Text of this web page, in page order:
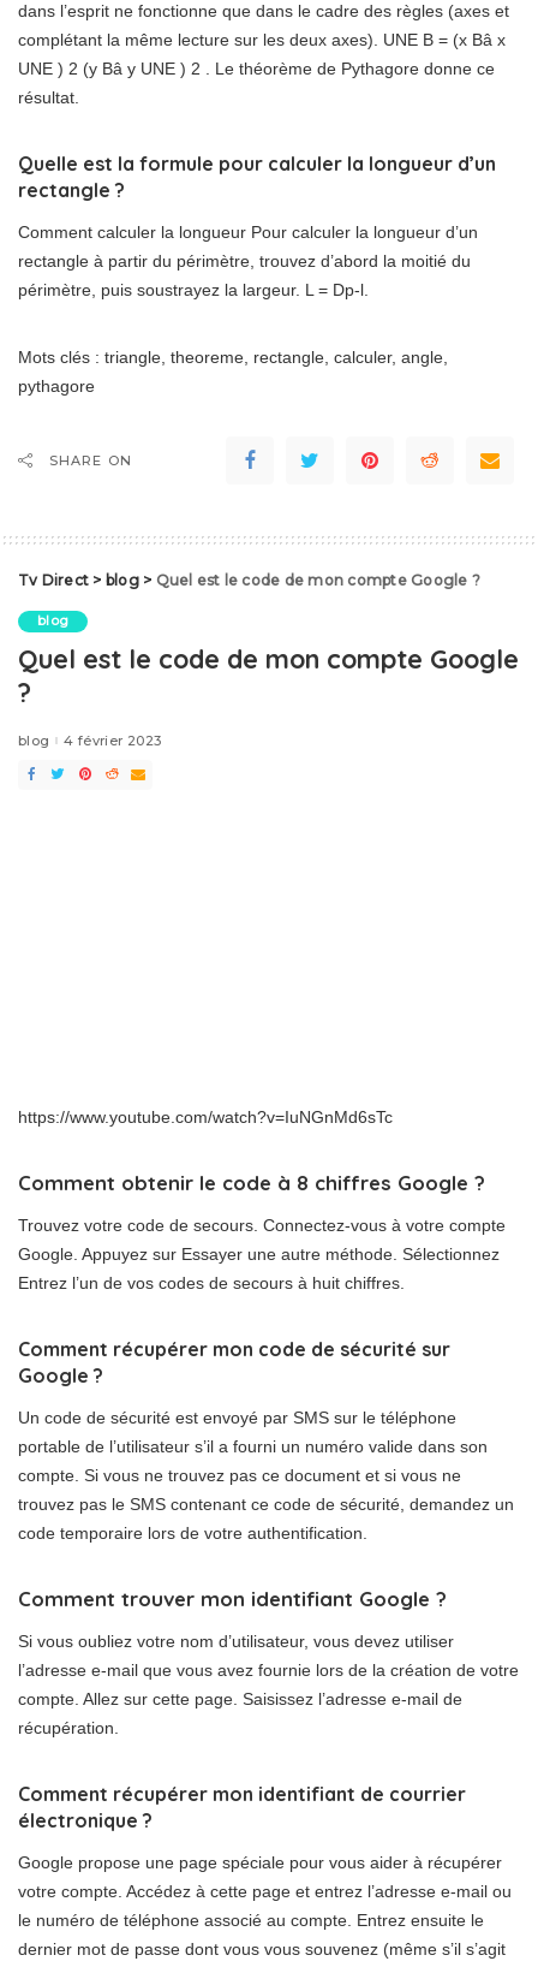
dans l’esprit ne fonctionne que dans le cadre des règles (axes et
complétant la même lecture sur les deux axes). UNE B = (x Bâ x
UNE ) 2 (y Bâ y UNE ) 2 . Le théorème de Pythagore donne ce
résultat.
Quelle est la formule pour calculer la longueur d’un
rectangle ?
Comment calculer la longueur Pour calculer la longueur d’un
rectangle à partir du périmètre, trouvez d’abord la moitié du
périmètre, puis soustrayez la largeur. L = Dp-l.
Mots clés : triangle, theoreme, rectangle, calculer, angle,
pythagore
SHARE ON
Tv Direct > blog> Quel est le code de mon compte Google ?
blog
Quel est le code de mon compte Google
?
blog 4 février 2023
https://www.youtube.com/watch?v=IuNGnMd6sTc
Comment obtenir le code à 8 chiffres Google ?
Trouvez votre code de secours. Connectez-vous à votre compte
Google. Appuyez sur Essayer une autre méthode. Sélectionnez
Entrez l’un de vos codes de secours à huit chiffres.
Comment récupérer mon code de sécurité sur
Google ?
Un code de sécurité est envoyé par SMS sur le téléphone
portable de l’utilisateur s’il a fourni un numéro valide dans son
compte. Si vous ne trouvez pas ce document et si vous ne
trouvez pas le SMS contenant ce code de sécurité, demandez un
code temporaire lors de votre authentification.
Comment trouver mon identifiant Google ?
Si vous oubliez votre nom d’utilisateur, vous devez utiliser
l’adresse e-mail que vous avez fournie lors de la création de votre
compte. Allez sur cette page. Saisissez l’adresse e-mail de
récupération.
Comment récupérer mon identifiant de courrier
électronique ?
Google propose une page spéciale pour vous aider à récupérer
votre compte. Accédez à cette page et entrez l’adresse e-mail ou
le numéro de téléphone associé au compte. Entrez ensuite le
dernier mot de passe dont vous vous souvenez (même s’il s’agit